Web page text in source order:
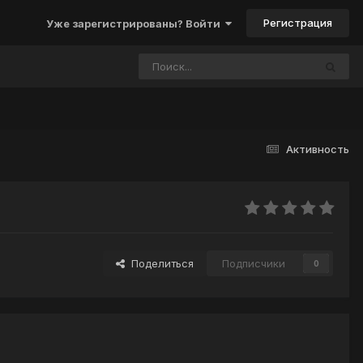
Уже зарегистрированы? Войти Регистрация
Активность
Поделиться Подписчики 0